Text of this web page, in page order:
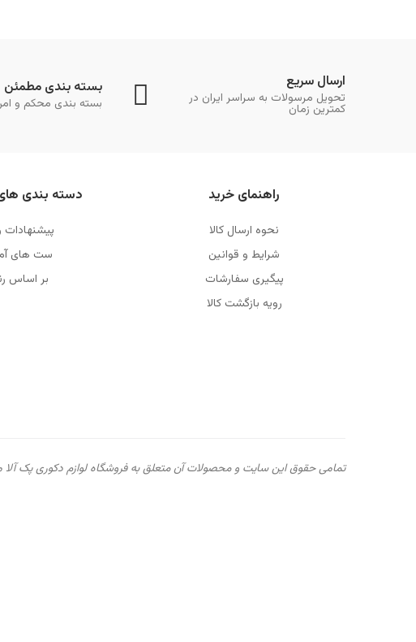
ارسال سریع
تحویل مرسولات به سراسر ایران در
کمترین زمان
بسته بندی مطمئن
بسته بندی محکم و
راهنمای خرید
نحوه ارسال کالا
شرایط و قوانین
پیگیری سفارشات
رویه بازگشت کالا
دسته بندی
پیشنهادات
ست های
بر اساس
تمامی حقوق این سایت و محصولات آن متعلق به فروشگاه لوازم دکوری پک